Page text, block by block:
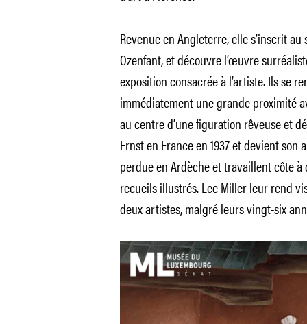
Revenue en Angleterre, elle s’inscrit
Ozenfant, et découvre l’œuvre
exposition consacrée à l’artiste. Ils se
immédiatement une grande proximité
au centre d’une figuration rêveuse et
Ernst en France en 1937 et devient son
perdue en Ardèche et travaillent côte à
recueils illustrés. Lee Miller leur rend
deux artistes, malgré leurs vingt-six